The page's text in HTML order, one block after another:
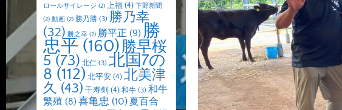
ロールサイレージ (2) 上福 (4) 下野新聞
(2) 動画 (2) 勝乃勝 (3) 勝乃幸
(32) 勝之幸 (2) 勝平正 (9) 勝
忠平 (160)勝早桜
5 (73) 北仁 (3) 北国7の
8 (112) 北平安 (4) 北美津
久 (43) 千寿剣 (4) 和牛 (3) 和牛
繁殖 (8) 喜亀忠 (10) 夏百合